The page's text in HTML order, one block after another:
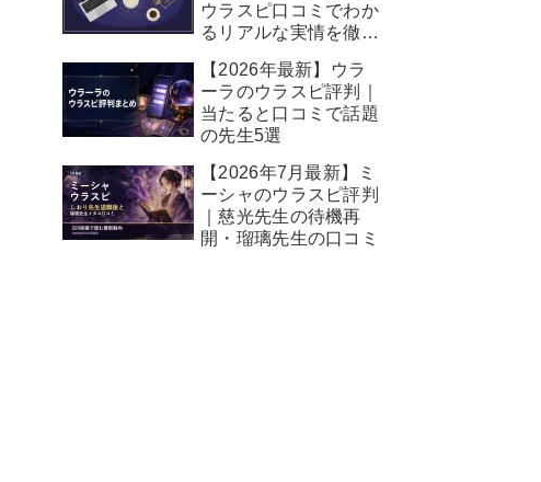
ウラスピ口コミでわか
るリアルな実情を徹底
【2026年最新】ウラ
ーラのウラスピ評判｜
当たると口コミで話題
の先生5選
【2026年7月最新】ミ
ーシャのウラスピ評判
｜慈光先生の待機再
開・瑠璃先生の口コミ